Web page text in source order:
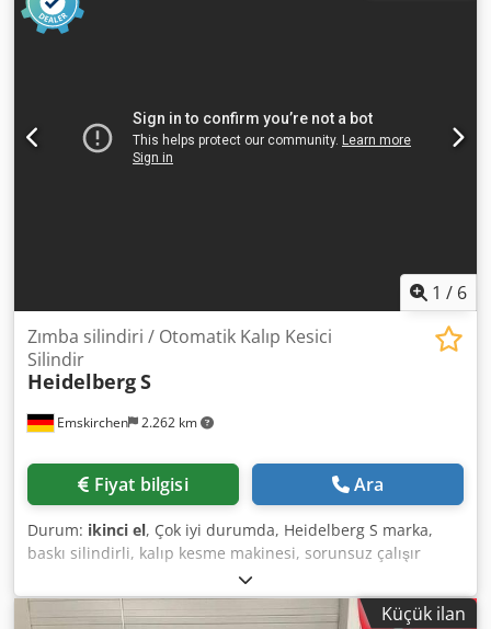
1 / 6
Emskirchen 2.262 km
Zımba silindiri / Otomatik Kalıp Kesici
Silindir
HeidelbergS
Fiyat bilgisi Ara
Durum: ikinci el, Çok iyi durumda, Heidelberg S marka,
baskı silindirli, kalıp kesme makinesi, sorunsuz çalışır
durumda. Dsdpfxozna S Hs Agfjck Kalıp kesme silindiri /
Otomatik kalıp kesme silindiri Heidelberg S Seri numarası:
13934 Maksimum boyut: 540 x 720 mm
Küçük ilan